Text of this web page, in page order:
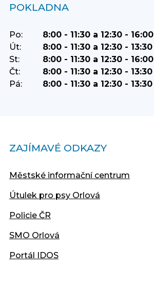
POKLADNA
Po:
8:00 - 11:30 a 12:30 - 16:00
Út:
8:00 - 11:30 a 12:30 - 13:30
St:
8:00 - 11:30 a 12:30 - 16:00
Čt:
8:00 - 11:30 a 12:30 - 13:30
Pá:
8:00 - 11:30 a 12:30 - 13:30
ZAJÍMAVÉ ODKAZY
Městské informační centrum
Útulek pro psy Orlová
Policie ČR
SMO Orlová
Portál IDOS